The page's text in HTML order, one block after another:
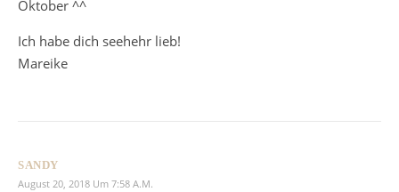
Oktober ^^
Ich habe dich seehehr lieb!
Mareike
SANDY
August 20, 2018 Um 7:58 A.m.